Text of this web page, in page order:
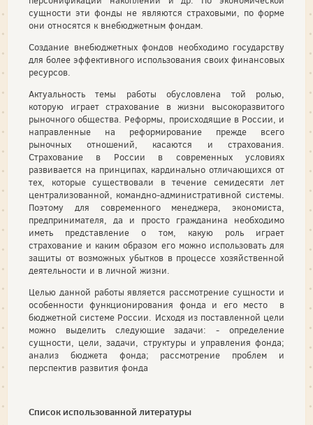
сущности эти фонды не являются страховыми, по форме
они относятся к внебюджетным фондам.
Создание внебюджетных фондов необходимо государству
для более эффективного использования своих финансовых
ресурсов.
Актуальность темы работы обусловлена той ролью,
которую играет страхование в жизни высокоразвитого
рыночного общества. Реформы, происходящие в России, и
направленные на реформирование прежде всего
рыночных отношений, касаются и страхования.
Страхование в России в современных условиях
развивается на принципах, кардинально отличающихся от
тех, которые существовали в течение семидесяти лет
централизованной, командно-административной системы.
Поэтому для современного менеджера, экономиста,
предпринимателя, да и просто гражданина необходимо
иметь представление о том, какую роль играет
страхование и каким образом его можно использовать для
защиты от возможных убытков в процессе хозяйственной
деятельности и в личной жизни.
Целью данной работы является рассмотрение сущности и
особенности функционирования фонда и его место в
бюджетной системе России. Исходя из поставленной цели
можно выделить следующие задачи: - определение
сущности, цели, задачи, структуры и управления фонда;
анализ бюджета фонда; рассмотрение проблем и
перспектив развития фонда
Список использованной литературы